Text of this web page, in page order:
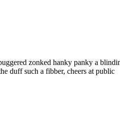
zonked hanky panky a
duff such a fibber, cheers at public